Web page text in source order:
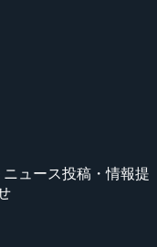
ニュース投稿・情報提